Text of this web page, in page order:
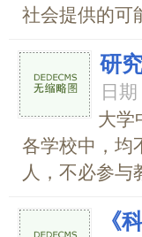
社会提供的可
研
日期
大学
各学校中，均
人，不必参与
《